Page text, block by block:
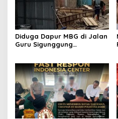
Logging
Diduga Dapur MBG di Jalan
Guru Sigunggung
Keluhkan Bau Limbah yang
Menyengat.